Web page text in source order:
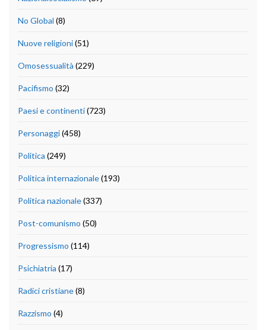
No Global (8)
Nuove religioni(51)
Omosessualità (229)
Pacifismo (32)
Paesi e continenti(723)
Personaggi(458)
Politica (249)
Politica internazionale(193)
Politica nazionale(337)
Post-comunismo (50)
Progressismo (114)
Psichiatria (17)
Radici cristiane(8)
Razzismo (4)